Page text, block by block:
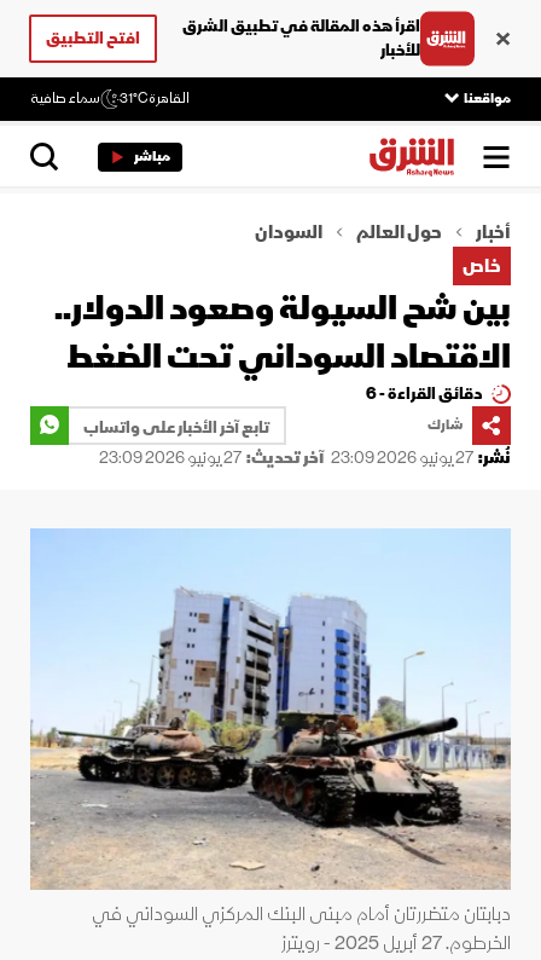
اقرأ هذه المقالة في تطبيق الشرق
للأخبار
افتح التطبيق
مواقعنا القاهرة31°C سماء صافية
مباشر
أخبار حول العالم
السودان
خاص
بين شح السيولة وصعود الدولار..
الاقتصاد السوداني تحت الضغط
دقائق القراءة - 6
شارك
تابع آخر الأخبار على واتساب
نُشر:27 يونيو 2026 23:09 آخر تحديث:27 يونيو 2026 23:09
دبابتان متضررتان أمام مبنى البنك المركزي السوداني في
الخرطوم. 27 أبريل 2025 - رويترز